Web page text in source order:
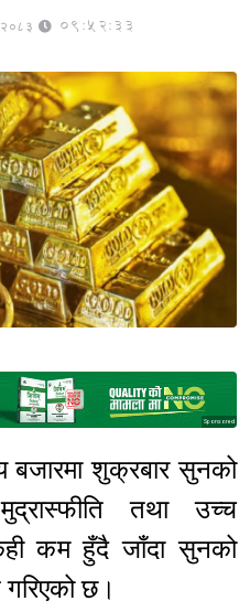
09:52:33
Sponsored
बजारमा शुक्रबार सुनको
तथा उच्च
कम हुँदै जाँदा सुनको
छ।